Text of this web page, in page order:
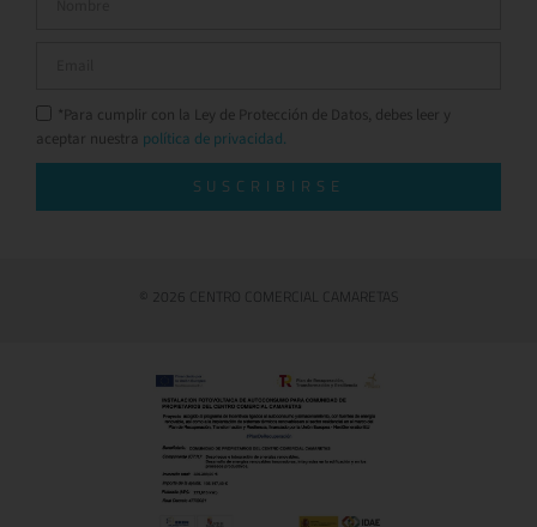
*Para cumplir con la Ley de Protección de Datos, debes leer y
aceptar nuestra política de privacidad.
SUSCRIBIRSE
© 2026 CENTRO COMERCIAL CAMARETAS